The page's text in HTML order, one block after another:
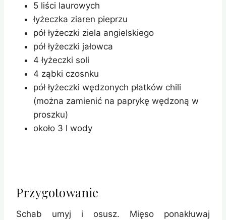
5 liści laurowych
łyżeczka ziaren pieprzu
pół łyżeczki ziela angielskiego
pół łyżeczki jałowca
4 łyżeczki soli
4 ząbki czosnku
pół łyżeczki wędzonych płatków chili
(można zamienić na paprykę wędzoną w
proszku)
około 3 l wody
Przygotowanie
Schab umyj i osusz. Mięso ponakłuwaj